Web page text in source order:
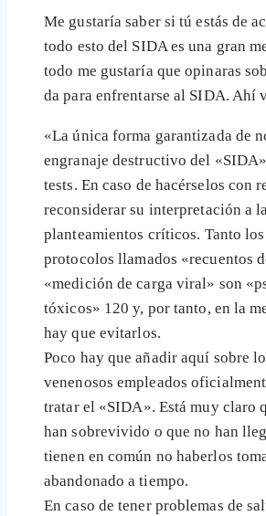
Me gustaría saber si tú estás de
todo esto del SIDA es una gran
todo me gustaría que opinaras
da para enfrentarse al SIDA. Ahí
«La única forma garantizada de
engranaje destructivo del
tests. En caso de hacérselos con
reconsiderar su interpretación a
planteamientos críticos. Tanto
protocolos llamados «recuentos
«medición de carga viral» son
tóxicos» 120 y, por tanto, en la
hay que evitarlos.
Poco hay que añadir aquí sobre
venenosos empleados
tratar el «SIDA». Está muy claro
han sobrevivido o que no han
tienen en común no haberlos
abandonado a tiempo.
En caso de tener problemas de